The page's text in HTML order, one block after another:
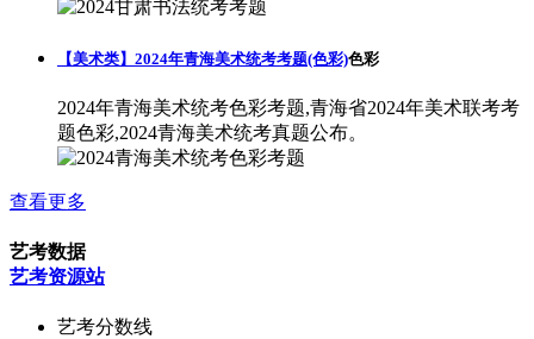
【美术类】2024年青海美术统考考题(色彩)色彩
2024年青海美术统考色彩考题,青海省2024年美术联考考
题色彩,2024青海美术统考真题公布。
查看更多
艺考数据
艺考资源站
艺考分数线